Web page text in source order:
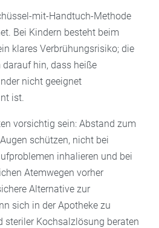
mit-Handtuch-Methode
Bei Kindern besteht beim
klares Verbrühungsrisiko; die
hin, dass heiße
nicht geeignet
ist.
vorsichtig sein: Abstand zum
schützen, nicht bei
inhalieren und bei
Atemwegen vorher
Alternative zur
sich in der Apotheke zu
steriler Kochsalzlösung beraten